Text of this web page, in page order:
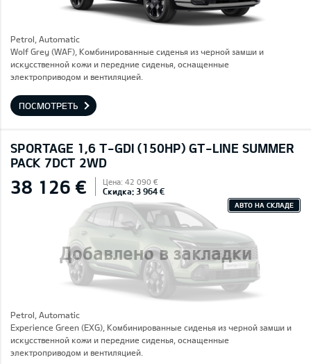
Petrol, Automatic
Wolf Grey (WAF), Комбинированные сиденья из черной замши и
искусственной кожи и передние сиденья, оснащенные
электроприводом и вентиляцией.
ПОСМОТРЕТЬ
SPORTAGE 1,6 T-GDI (150HP) GT-LINE SUMMER
PACK 7DCT 2WD
Добавлено в закладки
38 126 € Цена: 42 090 €
Скидка: 3 964 €
АВТО НА СКЛАДЕ
Petrol, Automatic
Experience Green (EXG), Комбинированные сиденья из черной замши и
искусственной кожи и передние сиденья, оснащенные
электроприводом и вентиляцией.